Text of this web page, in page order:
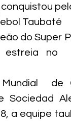
Taubaté
do Super
no
de
Sociedad
a equipe